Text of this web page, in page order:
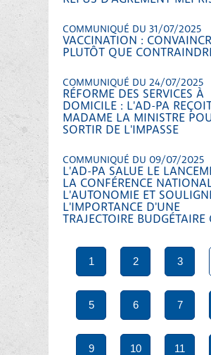
COMMUNIQUÉ DU 31/07/2025
VACCINATION :
PLUTÔT QUE
COMMUNIQUÉ DU 24/07/2025
RÉFORME DES SERVICES À
DOMICILE : L'AD-PA
MADAME LA MINISTRE
SORTIR DE L'IMPASSE
COMMUNIQUÉ DU 09/07/2025
L'AD-PA SALUE LE
LA CONFÉRENCE
L'AUTONOMIE ET
L'IMPORTANCE D'UNE
TRAJECTOIRE BUDGÉTAIRE
1 2 3
5 6 7
9 10 11